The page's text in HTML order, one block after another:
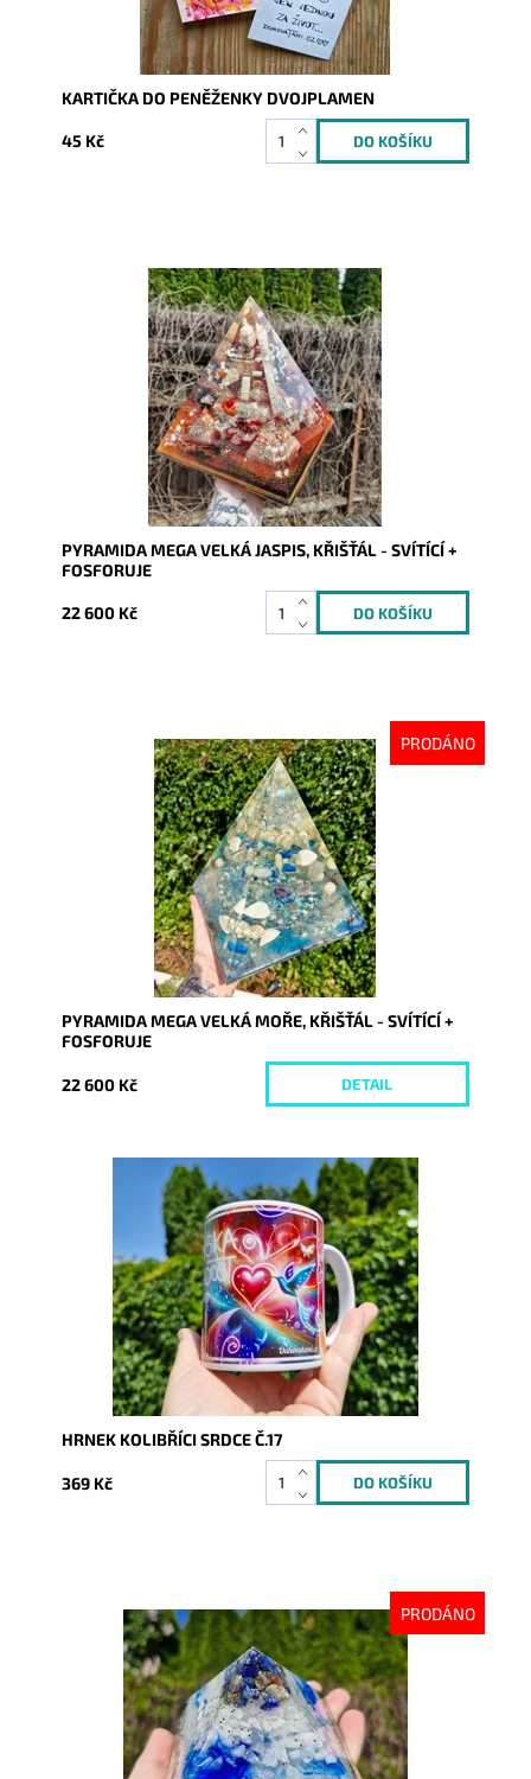
KARTIČKA DO PENĚŽENKY DVOJPLAMEN
45 Kč
Dostupnost:
Skladem
9341
PYRAMIDA MEGA VELKÁ JASPIS, KŘIŠŤÁL - SVÍTÍCÍ +
FOSFORUJE
22 600 Kč
PRODÁNO
Vyprodáno
9385
PYRAMIDA MEGA VELKÁ MOŘE, KŘIŠŤÁL - SVÍTÍCÍ +
FOSFORUJE
22 600 Kč DETAIL
Skladem
9364
HRNEK KOLIBŘÍCI SRDCE Č.17
369 Kč
PRODÁNO
Dostupnost:
Vyprodáno
10237